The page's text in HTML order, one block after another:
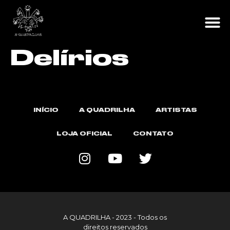
Delírios
INÍCIO A QUADRILHA ARTISTAS
LOJA OFICIAL CONTATO
A QUADRILHA - 2023 - Todos os
direitos reservados